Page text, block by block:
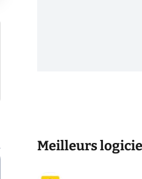
Meilleurs